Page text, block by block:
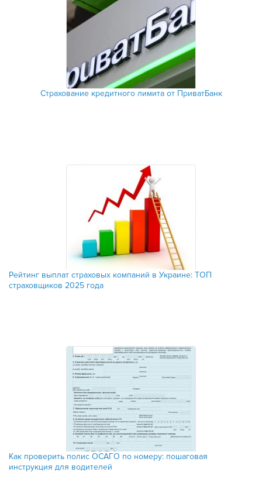
Страхование кредитного лимита от ПриватБанк
Рейтинг выплат страховых компаний в Украине: ТОП
страховщиков 2025 года
Как проверить полис ОСАГО по номеру: пошаговая
инструкция для водителей